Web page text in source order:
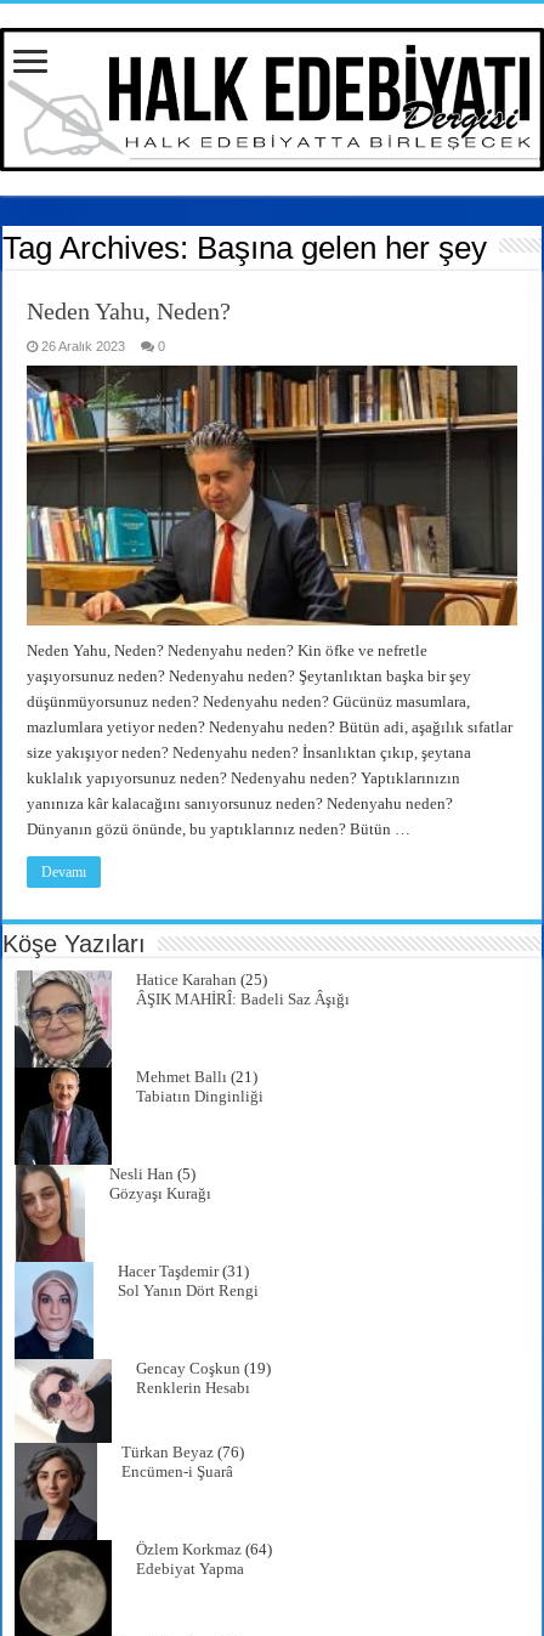
Tag Archives: Başına gelen her şey
Neden Yahu, Neden?
26 Aralık 2023 0
Neden Yahu, Neden? Nedenyahu neden? Kin öfke ve nefretle
yaşıyorsunuz neden? Nedenyahu neden? Şeytanlıktan başka bir şey
düşünmüyorsunuz neden? Nedenyahu neden? Gücünüz masumlara,
mazlumlara yetiyor neden? Nedenyahu neden? Bütün adi, aşağılık sıfatlar
size yakışıyor neden? Nedenyahu neden? İnsanlıktan çıkıp, şeytana
kuklalık yapıyorsunuz neden? Nedenyahu neden? Yaptıklarınızın
yanınıza kâr kalacağını sanıyorsunuz neden? Nedenyahu neden?
Dünyanın gözü önünde, bu yaptıklarınız neden? Bütün …
Devamı
Köşe Yazıları
Hatice Karahan (25)
ÂŞIK MAHİRÎ: Badeli Saz Âşığı
Mehmet Ballı (21)
Tabiatın Dinginliği
Nesli Han (5)
Gözyaşı Kurağı
Hacer Taşdemir(31)
Sol Yanın Dört Rengi
Gencay Coşkun (19)
Renklerin Hesabı
Türkan Beyaz (76)
Encümen-i Şuarâ
Özlem Korkmaz (64)
Edebiyat Yapma